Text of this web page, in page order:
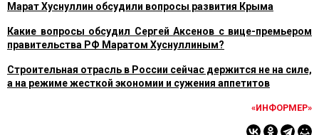
Марат Хуснуллин обсудили вопросы развития Крыма
Какие вопросы обсудил Сергей Аксенов с вице-премьером
правительства РФ Маратом Хуснуллиным?
Строительная отрасль в России сейчас держится не на силе,
а на режиме жесткой экономии и сужения аппетитов
«ИНФОРМЕР»